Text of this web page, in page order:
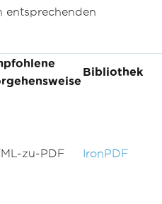
entsprechenden
Bibliothek
zu-PDF IronPDF